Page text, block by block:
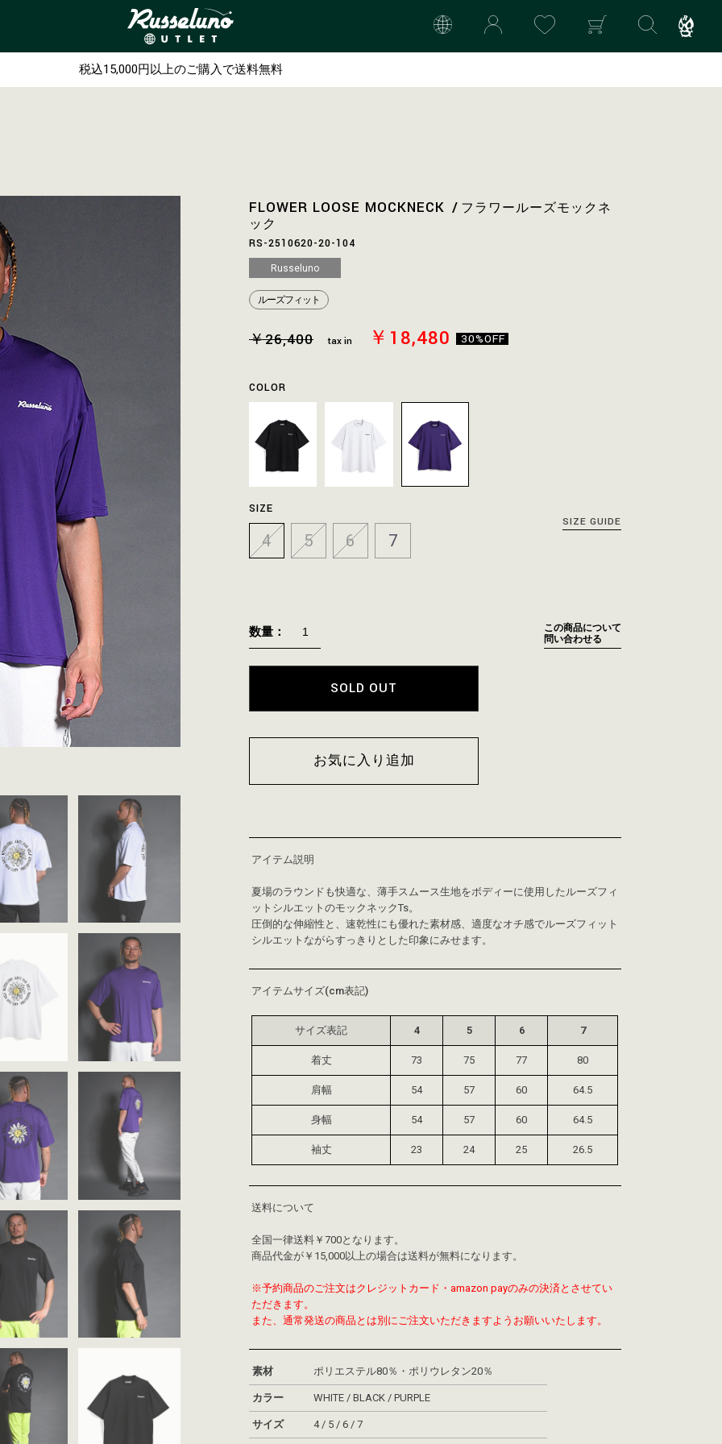
税込15,000円以上のご購入で送料無料
FLOWER LOOSE MOCKNECK
フラワールーズモックネ
ック
RS-2510620-20-104
Russeluno
ルーズフィット
￥26,400 tax in ￥18,480 30%OFF
COLOR
SIZE
SIZE GUIDE
4 5 6 7
数量：
この商品について
問い合わせる
SOLD OUT
お気に入り追加
アイテム説明
夏場のラウンドも快適な、薄手スムース生地をボディーに使用したルーズフィ
ットシルエットのモックネックTs。
圧倒的な伸縮性と、速乾性にも優れた素材感、適度なオチ感でルーズフィット
シルエットながらすっきりとした印象にみせます。
アイテムサイズ(cm表記)
サイズ表記 4 5 6 7
着丈 73 75 77 80
肩幅 54 57 60 64.5
身幅 54 57 60 64.5
袖丈 23 24 25 26.5
送料について
全国一律送料￥700となります。
商品代金が￥15,000以上の場合は送料が無料になります。
※予約商品のご注文はクレジットカード・amazon payのみの決済とさせてい
ただきます。
また、通常発送の商品とは別にご注文いただきますようお願いいたします。
素材 ポリエステル80％・ポリウレタン20％
カラー WHITE / BLACK / PURPLE
サイズ 4 / 5 / 6 / 7